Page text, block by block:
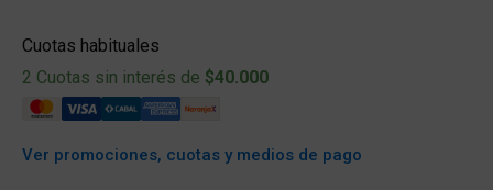
Cuotas habituales
2 Cuotas sin interés de $40.000
Ver promociones, cuotas y medios de pago